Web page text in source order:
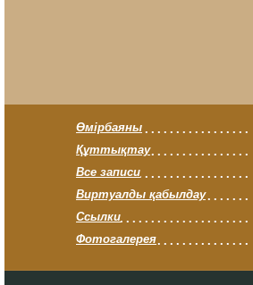
Өмірбаяны
Құттықтау
Все записи
Виртуалды қабылдау
Ссылки
Фотогалерея